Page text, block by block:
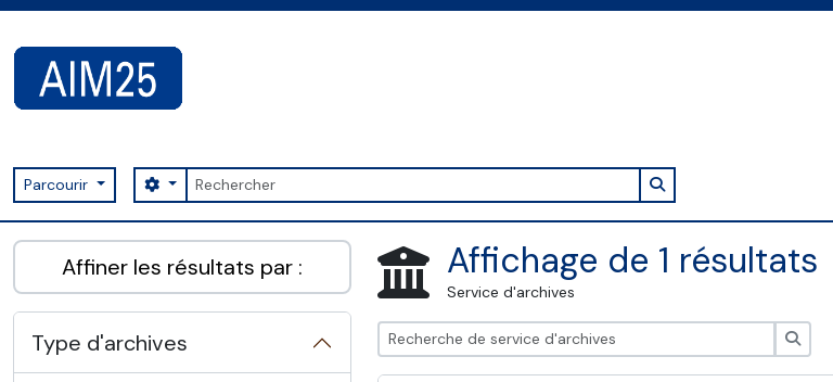
Parcourir Rechercher
Search options Search in browse page
AIM25 - AtoM 2.8.2
Affiner les résultats par :
Type d'archives
Affichage de 1 résultats
Service d'archives